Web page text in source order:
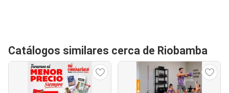
Catálogos similares cerca de Riobamba